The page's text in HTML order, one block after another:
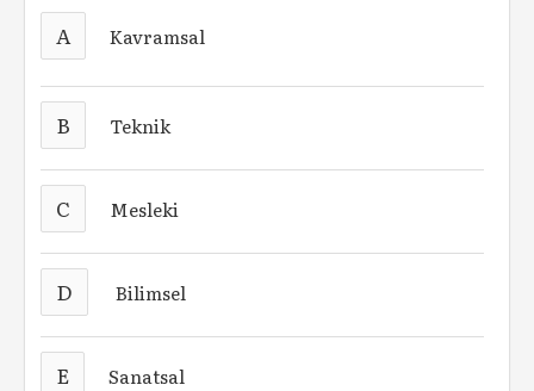
A Kavramsal
B Teknik
C Mesleki
D Bilimsel
E Sanatsal